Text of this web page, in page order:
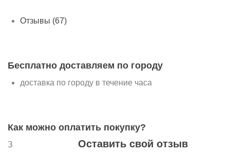
Отзывы (67)
Бесплатно доставляем по городу
доставка по городу в течение часа
Как можно оплатить покупку?
З
Оставить свой отзыв